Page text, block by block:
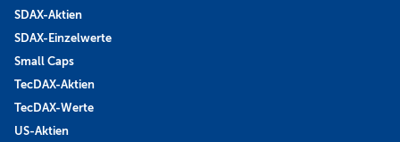
SDAX-Aktien
SDAX-Einzelwerte
Small Caps
TecDAX-Aktien
TecDAX-Werte
US-Aktien